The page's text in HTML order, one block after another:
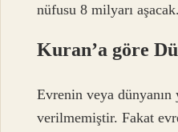
nüfusu 8 milyarı aşacak.
Kuran’a göre
Evrenin veya dünyanın
verilmemiştir. Fakat